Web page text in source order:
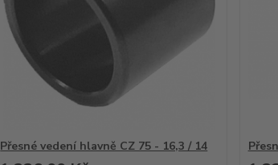
Přesné vedení hlavně CZ 75 - 16,3 / 14